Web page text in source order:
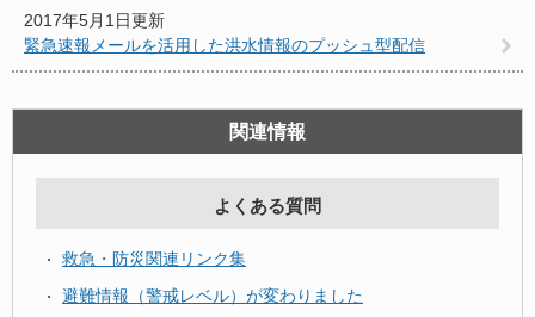
2017年5月1日更新
緊急速報メールを活用した洪水情報のプッシュ型配信
関連情報
よくある質問
救急・防災関連リンク集
避難情報（警戒レベル）が変わりました